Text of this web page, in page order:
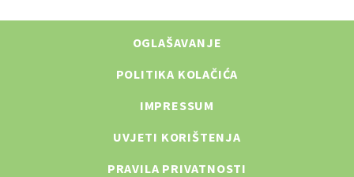
OGLAŠAVANJE
POLITIKA KOLAČIĆA
IMPRESSUM
UVJETI KORIŠTENJA
PRAVILA PRIVATNOSTI